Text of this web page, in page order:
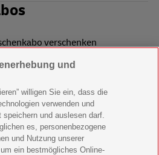
verschenken
verschenken
verschenken
verschenken
verschenken
und
willigen Sie ein, dass die
verwenden und
speichern und auslesen darf.
es, personenbezogene
und Nutzung unserer
ein bestmögliches Online-